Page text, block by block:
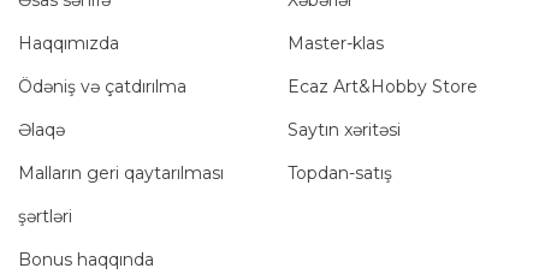
Haqqımızda
Ödəniş və çatdırılma
Əlaqə
Malların geri qaytarılması
şərtləri
Bonus haqqında
Master-klas
Ecaz Art&Hobby Store
Saytın xəritəsi
Topdan-satış